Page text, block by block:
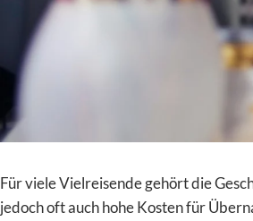
Für viele Vielreisende gehört die
jedoch oft auch hohe Kosten für